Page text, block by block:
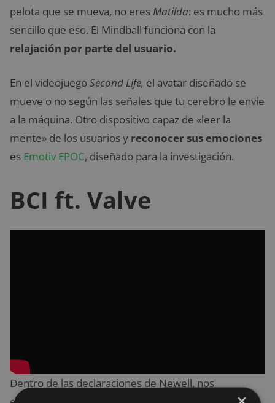
pelota que se mueva, no eres Matilda: es mucho más
sencillo que eso. El Mindball funciona con la
relajación por parte del usuario.
En el videojuegoSecond Life, el avatar diseñado se
mueve o no según las señales que tu cerebro le envíe
a la máquina. Otro dispositivo capaz de «leer la
mente» de los usuarios y reconocer sus emociones
es Emotiv EPOC, diseñado para la investigación.
BCI ft. Valve
Dentro de las declaraciones de Newell, nos